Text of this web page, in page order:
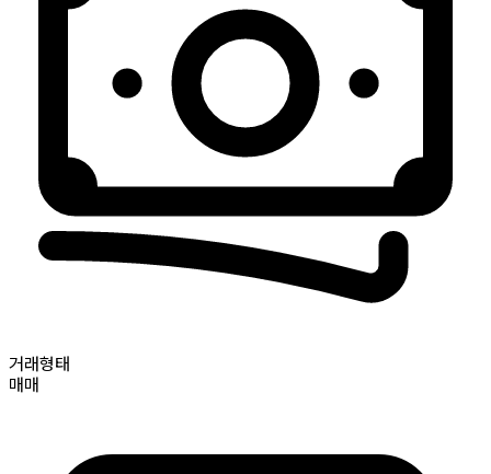
거래형태
매매